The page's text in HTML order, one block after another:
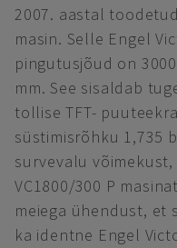
2007. aastal
masin. Selle Engel
pingutusjõud on
mm. See sisaldab
tollise TFT-
süstimisrõhku 1,735
survevalu
VC1800/300 P
meiega ühendust, et
ka identne Engel